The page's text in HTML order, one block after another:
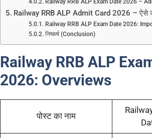
Railway RRB ALP Admit Card 2026 – ऐसे
Railway RRB ALP Exam Date 2026:
निष्कर्ष (Conclusion)
Railway RRB ALP
2026: Overviews
पोस्ट का नाम